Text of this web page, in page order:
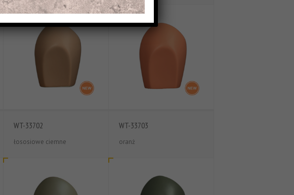
WT-33702
łososiowe ciemne
WT-33703
oranż